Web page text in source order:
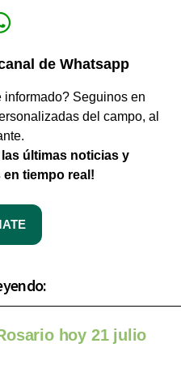
de Whatsapp
informado? Seguinos en
del campo, al
las últimas noticias y
tiempo real!
hoy 21 julio